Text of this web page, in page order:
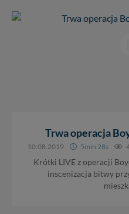
Trwa operacja
10.08.2019 5min 28s
Krótki LIVE z operacji
inscenizacja bitwy